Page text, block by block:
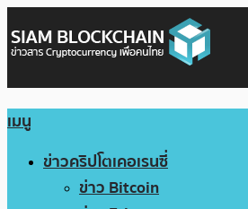
เมนู
ข่าวคริปโตเคอเรนซี่
ข่าว Bitcoin